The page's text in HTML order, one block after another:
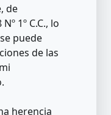
de
1º C.C., lo
puede
de las
herencia